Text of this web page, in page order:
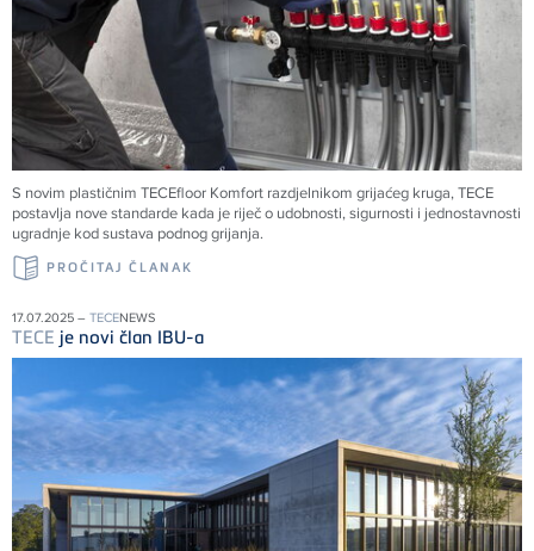
S novim plastičnim TECEfloor Komfort razdjelnikom grijaćeg kruga,TECE
postavlja nove standarde kada je riječ o udobnosti, sigurnosti i jednostavnosti
ugradnje kod sustava podnog grijanja.
PROČITAJ ČLANAK
17.07.2025 – TECENEWS
TECE je novi član IBU-a